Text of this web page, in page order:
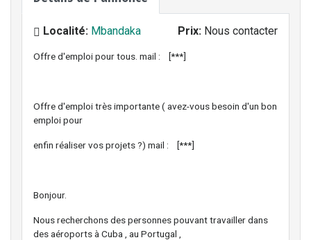
Localité: Mbandaka Prix: Nous contacter
Offre d'emploi pour tous. mail : [***]
Offre d'emploi très importante ( avez-vous besoin d'un bon
emploi pour
enfin réaliser vos projets ?) mail : [***]
Bonjour.
Nous recherchons des personnes pouvant travailler dans
des aéroports à Cuba , au Portugal ,